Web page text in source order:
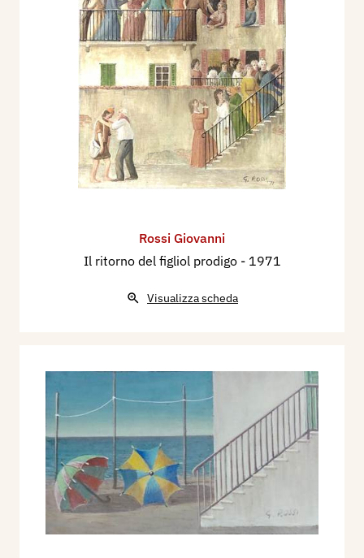
Rossi Giovanni
Il ritorno del figliol prodigo - 1971
Visualizza scheda